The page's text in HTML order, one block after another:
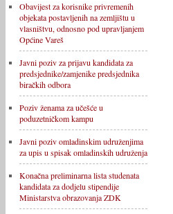
Obavijest za korisnike privremenih
objekata postavljenih na zemljištu u
vlasništvu, odnosno pod upravljanjem
Općine Vareš
Javni poziv za prijavu kandidata za
predsjednike/zamjenike predsjednika
biračkih odbora
Poziv ženama za učešće u
poduzetničkom kampu
Javni poziv omladinskim udruženjima
za upis u spisak omladinskih udruženja
Konačna preliminarna lista studenata
kandidata za dodjelu stipendije
Ministarstva obrazovanja ZDK